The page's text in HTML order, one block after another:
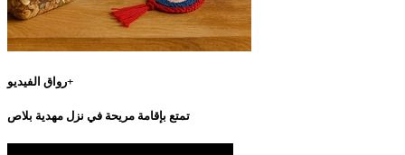
رواق الفيديو+
تمتع بإقامة مريحة في نزل مهدية بلاص